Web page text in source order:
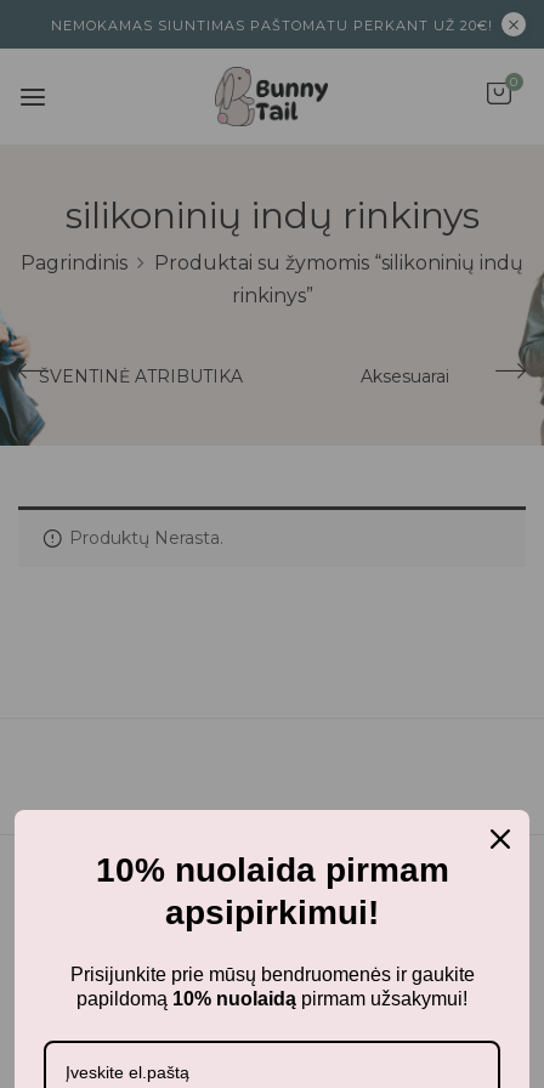
NEMOKAMAS SIUNTIMAS PAŠTOMATU PERKANT UŽ 20€!
0
silikoninių indų rinkinys
Pagrindinis
Produktai su žymomis “silikoninių indų
rinkinys”
ŠVENTINĖ ATRIBUTIKA Aksesuarai
Produktų Nerasta.
BunnyTail– vaikiškų prekių krautuvėlė, kurioje rasite
kokybiškus ir stilingus daiktus savo vaikams!
10% nuolaida pirmam
apsipirkimui!
Prisijunkite prie mūsų bendruomenės ir gaukite
papildomą 10% nuolaidą pirmam užsakymui!